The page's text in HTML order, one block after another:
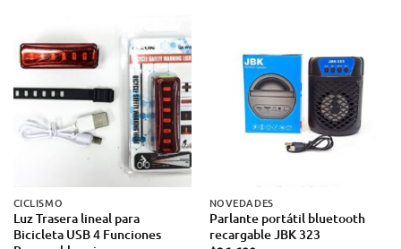
CICLISMO
Luz Trasera lineal para
Bicicleta USB 4 Funciones
NOVEDADES
Parlante portátil bluetooth
recargable JBK 323